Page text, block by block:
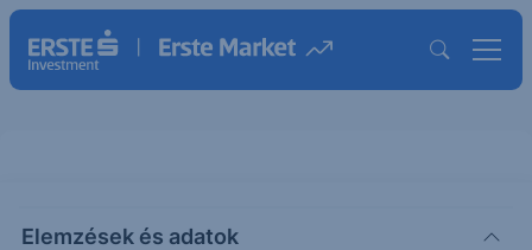
Elemzések és adatok
S&P500 (US500) hetes chart (w1)